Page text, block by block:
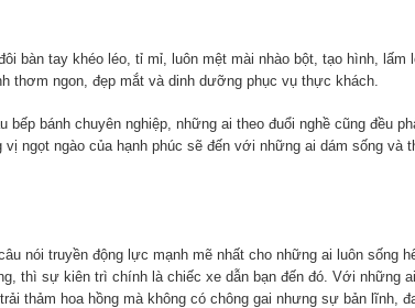
bàn tay khéo léo, tỉ mỉ, luôn mệt mài nhào bột, tạo hình,
thơm ngon, đẹp mắt và dinh dưỡng phục vụ thực khách.
bánh chuyên nghiệp, những ai theo đuổi nghề cũng đều
ngọt ngào của hạnh phúc sẽ đến với những ai dám sống và
nói truyền động lực mạnh mẽ nhất cho những ai luôn sống
thì sự kiên trì chính là chiếc xe dẫn bạn đến đó. Với những
thảm hoa hồng mà không có chông gai nhưng sự bản lĩnh,